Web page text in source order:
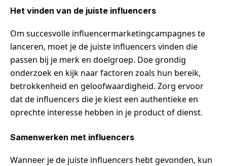
Het vinden van de juiste influencers
Om succesvolle influencermarketingcampagnes te
lanceren, moet je de juiste influencers vinden die
passen bij je merk en doelgroep. Doe grondig
onderzoek en kijk naar factoren zoals hun bereik,
betrokkenheid en geloofwaardigheid. Zorg ervoor
dat de influencers die je kiest een authentieke en
oprechte interesse hebben in je product of dienst.
Samenwerken met influencers
Wanneer je de juiste influencers hebt gevonden, kun